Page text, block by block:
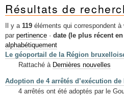
Cartographie
Etudes et publications
Mots-clés
Renseignements urbanistiques
Résultats de
Il y a 119 éléments qui correspondent à
par pertinence · date (le plus récent
alphabétiquement
Le géoportail de la Région
Rattaché à Dernières nouvelles
Adoption de 4 arrêtés d’exécution
4 arrêtés ont été adoptés par le